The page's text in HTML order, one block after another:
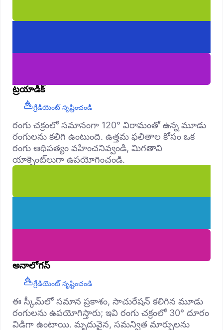
ట్రయాడిక్
గ్రేడియెంట్ సృష్టించండి
రంగు చక్రంలో సమానంగా 120° విరామంతో ఉన్న మూడు
రంగులను కలిగి ఉంటుంది. ఉత్తమ ఫలితాల కోసం ఒక
రంగు ఆధిపత్యం వహించనివ్వండి, మిగతావి
యాక్సెంట్‌లుగా ఉపయోగించండి.
అనాలోగస్
గ్రేడియెంట్ సృష్టించండి
ఈ స్కీమ్‌లో సమాన ప్రకాశం, సాచురేషన్ కలిగిన మూడు
రంగులను ఉపయోగిస్తారు; ఇవి రంగు చక్రంలో 30° దూరం
విడిగా ఉంటాయి. మృదువైన, సమన్విత మార్పులను